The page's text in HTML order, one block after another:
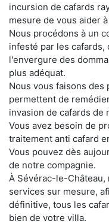
incursion de cafards
mesure de vous aider
Nous procédons à un
infesté par les
l'envergure des
plus adéquat.
Nous vous faisons
permettent de
invasion de cafards de
Vous avez besoin de
traitement anti cafard
Vous pouvez dès
de notre compagnie.
À Sévérac-le-
services sur mesure,
définitive, tous les
bien de votre villa.